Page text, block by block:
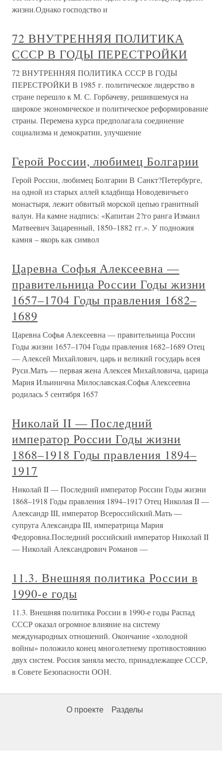
жизни.Однако господство и
72 ВНУТРЕННЯЯ ПОЛИТИКА
СССР В ГОДЫ ПЕРЕСТРОЙКИ
72 ВНУТРЕННЯЯ ПОЛИТИКА СССР В ГОДЫ
ПЕРЕСТРОЙКИ В 1985 г. политическое лидерство в
стране перешло к М. С. Горбачеву, решившемуся на
широкое экономическое и политическое реформирование
страны. Перемена курса предполагала соединение
социализма и демократии, улучшение
Герой России, любимец Болгарии
Герой России, любимец Болгарии В Санкт?Петербурге,
на одной из старых аллей кладбища Новодевичьего
монастыря, лежит обвитый морской цепью гранитный
валун. На камне надпись: «Капитан 2?го ранга Измаил
Матвеевич Зацаренный, 1850–1882 гг.». У подножия
камня – якорь как символ
Царевна Софья Алексеевна —
правительница России Годы жизни
1657–1704 Годы правления 1682–
1689
Царевна Софья Алексеевна — правительница России
Годы жизни 1657–1704 Годы правления 1682–1689 Отец
— Алексей Михайлович, царь и великий государь всея
Руси.Мать — первая жена Алексея Михайловича, царица
Мария Ильинична Милославская.Софья Алексеевна
родилась 5 сентября 1657
Николай II — Последний
император России Годы жизни
1868–1918 Годы правления 1894–
1917
Николай II — Последний император России Годы жизни
1868–1918 Годы правления 1894–1917 Отец Николая II —
Александр III, император Всероссийский.Мать —
супруга Александра III, императрица Мария
Федоровна.Последний российский император Николай II
— Николай Александрович Романов —
11.3. Внешняя политика России в
1990-е годы
11.3. Внешняя политика России в 1990-е годы Распад
СССР оказал огромное влияние на систему
международных отношений. Окончание «холодной
войны» положило конец многолетнему противостоянию
двух систем. Россия заняла место, принадлежащее СССР,
в Совете Безопасности ООН.
О проекте Разделы